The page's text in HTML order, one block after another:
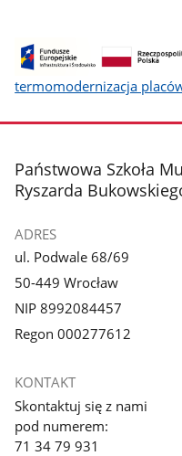
Kompleksowa
modernizacja
energetyczna
państwowych
szkolnictwa
artystycznego
Polsce
termomodernizacja
stopka
Państwowa Szkoła
Ryszarda
ADRES
ul. Podwale 68/69
50-449 Wrocław
NIP 8992084457
Regon 000277612
KONTAKT
Skontaktuj się z nami
pod numerem:
71 34 79 931